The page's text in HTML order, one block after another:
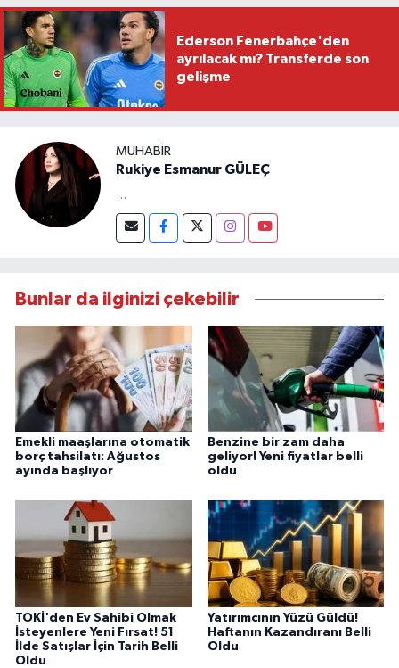
Ederson Fenerbahçe'den
ayrılacak mı? Transferde son
gelişme
MUHABIR
Rukiye Esmanur GÜLEÇ
...
Bunlar da ilginizi çekebilir
Emekli maaşlarına otomatik
borç tahsilatı: Ağustos
ayında başlıyor
Benzine bir zam daha
geliyor! Yeni fiyatlar belli
oldu
TOKİ'den Ev Sahibi Olmak
İsteyenlere Yeni Fırsat! 51
İlde Satışlar İçin Tarih Belli
Oldu
Yatırımcının Yüzü Güldü!
Haftanın Kazandıranı Belli
Oldu